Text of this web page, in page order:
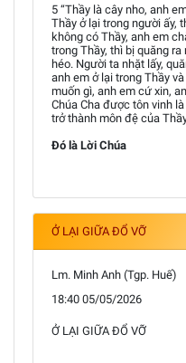
5 “Thầy là cây nho, anh
Thầy ở lại trong người ấy,
không có Thầy, anh em
trong Thầy, thì bị quăng
héo. Người ta nhặt lấy,
anh em ở lại trong Thầy
muốn gì, anh em cứ xin,
Chúa Cha được tôn vinh
trở thành môn đệ của
Đó là Lời Chúa
Ở LẠI GIỮA ĐỔ VỠ
Lm. Minh Anh (Tgp. Huế)
18:40 05/05/2026
Ở LẠI GIỮA ĐỔ VỠ